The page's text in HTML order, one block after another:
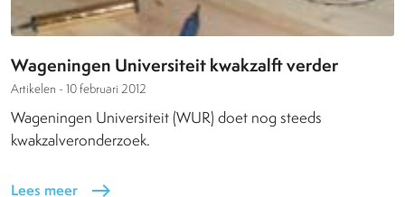
Wageningen Universiteit kwakzalft verder
Artikelen - 10 februari 2012
Wageningen Universiteit (WUR) doet nog steeds
kwakzalveronderzoek.
Lees meer east